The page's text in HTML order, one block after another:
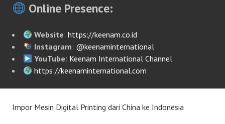
Online Presence:
Website:https://keenam.co.id
Instagram: @keenaminternational
YouTube: Keenam International Channel
https://keenaminternational.com
Impor Mesin Digital Printing dari China ke Indonesia